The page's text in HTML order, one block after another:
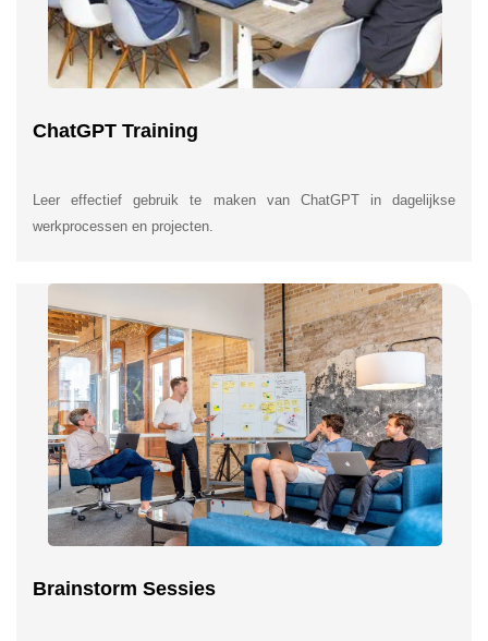
ChatGPT Training
Leer effectief gebruik te maken van ChatGPT in dagelijkse
werkprocessen en projecten.
Brainstorm Sessies